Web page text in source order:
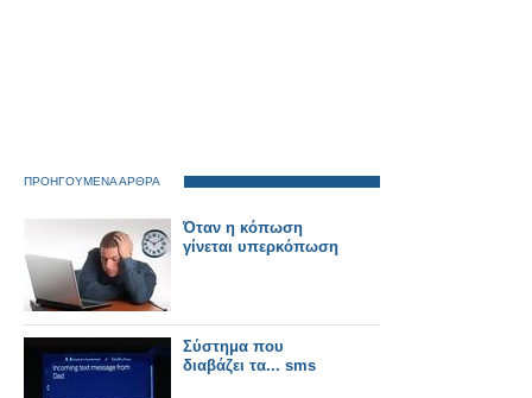
ΠΡΟΗΓΟΥΜΕΝΑ ΑΡΘΡΑ
Όταν η κόπωση
γίνεται υπερκόπωση
Σύστημα που
διαβάζει τα... sms